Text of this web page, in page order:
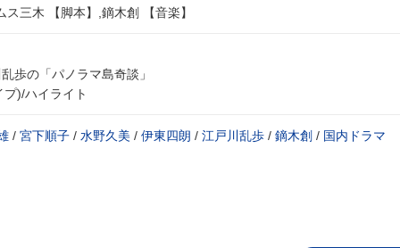
三木 【脚本】,鏑木創 【音楽】
歩の「パノラマ島奇談」
)/ハイライト
/ 宮下順子 / 水野久美 / 伊東四朗 / 江戸川乱歩 / 鏑木創 / 国内ドラマ